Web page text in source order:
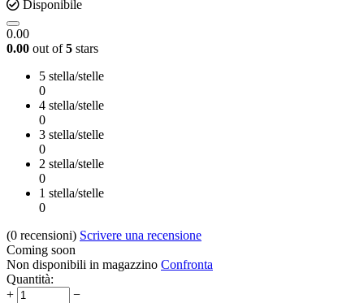
Disponibile
0.00
0.00 out of5 stars
5 stella/stelle
0
4 stella/stelle
0
3 stella/stelle
0
2 stella/stelle
0
1 stella/stelle
0
(0 recensioni) Scrivere una recensione
Coming soon
Non disponibili in magazzino Confronta
Quantità:
+
−